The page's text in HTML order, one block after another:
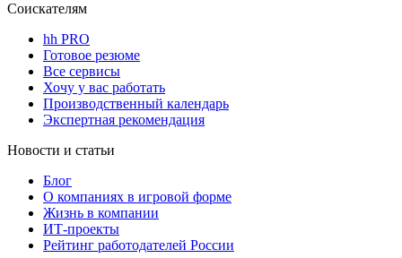
Соискателям
hh PRO
Готовое резюме
Все сервисы
Хочу у вас работать
Производственный календарь
Экспертная рекомендация
Новости и статьи
Блог
О компаниях в игровой форме
Жизнь в компании
ИТ-проекты
Рейтинг работодателей России